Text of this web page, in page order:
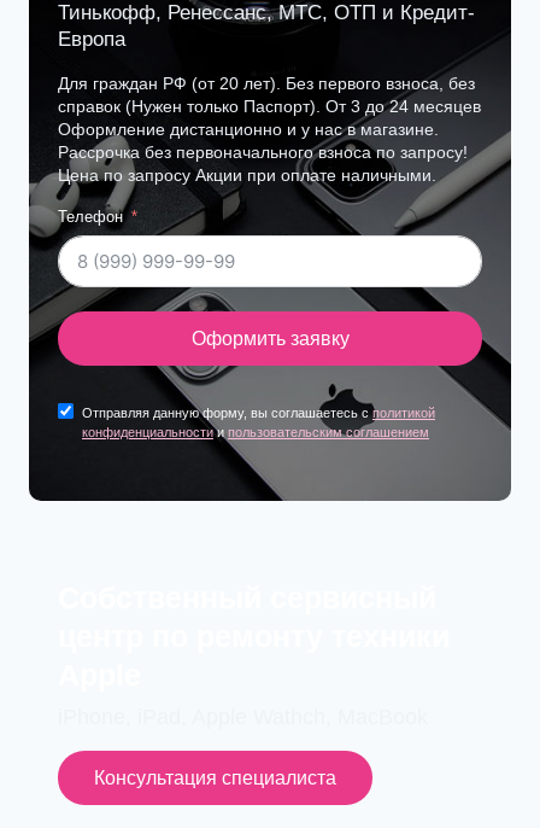
Тинькофф, Ренессанс, МТС, ОТП и Кредит-
Европа
Для граждан РФ (от 20 лет). Без первого взноса, без
справок (Нужен только Паспорт). От 3 до 24 месяцев
Оформление дистанционно и у нас в магазине.
Рассрочка без первоначального взноса по запросу!
Цена по запросу Акции при оплате наличными.
Телефон
Оформить заявку
Отправляя данную форму, вы соглашаетесь с политикой
конфиденциальностии пользовательским соглашением
Консультация специалиста